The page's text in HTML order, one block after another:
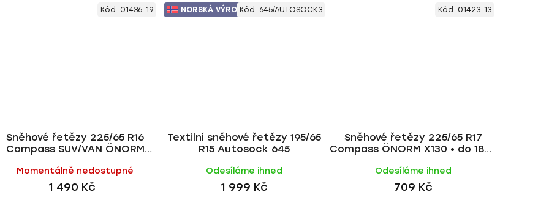
Sněhové řetězy 225/65 R16
Compass SUV/VAN ÖNORM
Momentálně nedostupné
1 490 Kč
Kód: 01436-19 NORSKÁ VÝROBA
Textilní sněhové řetězy 195/65
R15 Autosock 645
Odesíláme ihned
1 999 Kč
Kód: 645/AUTOSOCK3
Sněhové řetězy 225/65 R17
Compass ÖNORM X130 • do 1800
Odesíláme ihned
709 Kč
Kód: 01423-13